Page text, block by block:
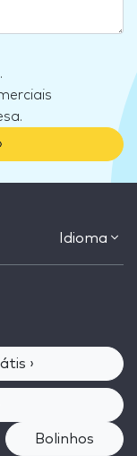
.
Idioma
›
Bolinhos